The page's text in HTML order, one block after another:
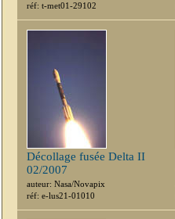
réf: t-met01-29102
Décollage fusée Delta II
02/2007
auteur: Nasa/Novapix
réf: e-lus21-01010